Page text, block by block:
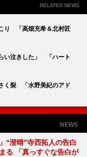
RELATED NEWS
り 「高畑充希＆北村匠
い泣きした」 「ハート
く裂 「水野美紀のアド
NEWS
“澄晴”寺西拓人の告白
る 「真っすぐな告白が